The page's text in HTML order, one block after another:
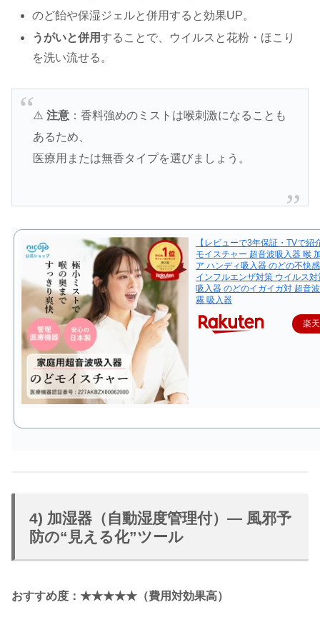
のど飴や保湿ジェルと併用すると効果UP。
うがいと併用することで、ウイルスと花粉・ほこり
を洗い流せる。
⚠️ 注意：香料強めのミストは喉刺激になることも
あるため、
医療用または無香タイプを選びましょう。
【レビューで3年保証・TVで紹
モイスチャー 超音波吸入器 喉
ア ハンディ吸入器 のどの不快
インフルエンザ対策 ウイルス
吸入器 のどのイガイガ対 超音
霧 吸入器
楽
4) 加湿器（自動湿度管理付）— 風邪予
防の“見える化”ツール
おすすめ度：★★★★★（費用対効果高）